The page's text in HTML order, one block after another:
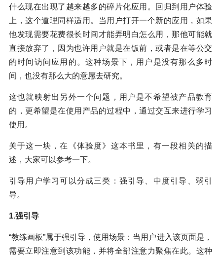
什么现在出现了越来越多的碎片化应用。回归到用户体验
上，这个道理同样适用。当用户打开一个新的应用，如果
他发现需要花费很长时间才能弄明白怎么用，那他可能就
直接放弃了，因为也许用户就是在饭前，或者是在等公交
的时间访问应用的。这种场景下，用户是没有那么多时
间，也没有那么大的意愿去研究。
这也就映射出另外一个问题，用户是不希望被产品教育
的，更希望是在使用产品的过程中，通过交互来进行学习
使用。
关于这一块，在《体验度》这本书里，有一段相关的描
述，大家可以参考一下。
引导用户学习可以分成三类：强引导、中度引导、弱引
导。
1.强引导
“教练画板”属于强引导，使用场景：当用户进入该页面是，
需要立即注意到该功能，并将全部注意力聚焦在此。这种